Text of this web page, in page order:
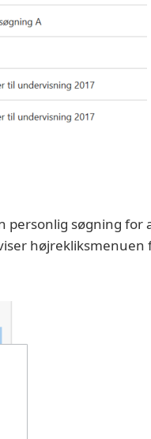
personlig søgning for
højrekliksmenuen